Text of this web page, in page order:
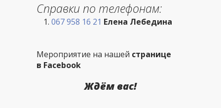
Справки по телефонам:
067 958 16 21 Елена Лебедина
Мероприятие на нашей странице
в Facebook
Ждём вас!